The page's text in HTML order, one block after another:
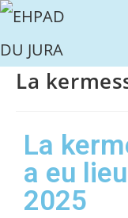
La
La
a eu
2025